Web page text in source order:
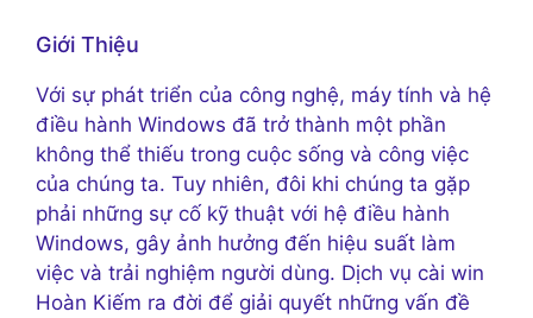
Giới Thiệu
Với sự phát triển của công nghệ, máy tính và hệ
điều hành Windows đã trở thành một phần
không thể thiếu trong cuộc sống và công việc
của chúng ta. Tuy nhiên, đôi khi chúng ta gặp
phải những sự cố kỹ thuật với hệ điều hành
Windows, gây ảnh hưởng đến hiệu suất làm
việc và trải nghiệm người dùng. Dịch vụ cài win
Hoàn Kiếm ra đời để giải quyết những vấn đề